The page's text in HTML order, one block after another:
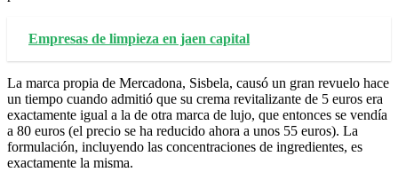
Empresas de limpieza en jaen capital
La marca propia de Mercadona, Sisbela, causó un gran revuelo hace
un tiempo cuando admitió que su crema revitalizante de 5 euros era
exactamente igual a la de otra marca de lujo, que entonces se vendía
a 80 euros (el precio se ha reducido ahora a unos 55 euros). La
formulación, incluyendo las concentraciones de ingredientes, es
exactamente la misma.